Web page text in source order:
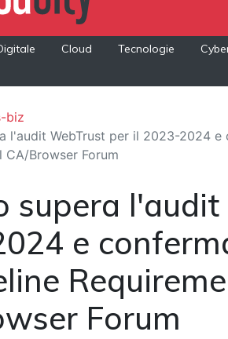
Cloud Tecnologie
biz
l'audit WebTrust per il 2023-2024
CA/Browser Forum
supera
e
Forum